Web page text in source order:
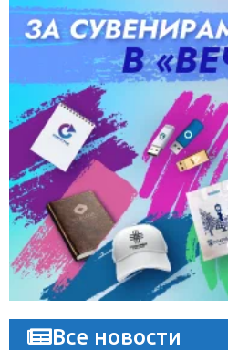
Все новости